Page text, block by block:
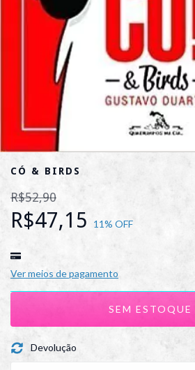
CÓ & BIRDS
R$52,90
R$47,15 11% OFF
Ver meios de pagamento
Devolução